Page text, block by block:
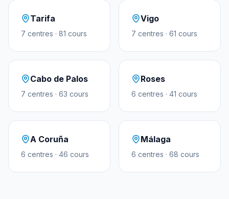
Tarifa
7 centres · 81 cours
Vigo
7 centres · 61 cours
Cabo de Palos
7 centres · 63 cours
Roses
6 centres · 41 cours
A Coruña
6 centres · 46 cours
Málaga
6 centres · 68 cours